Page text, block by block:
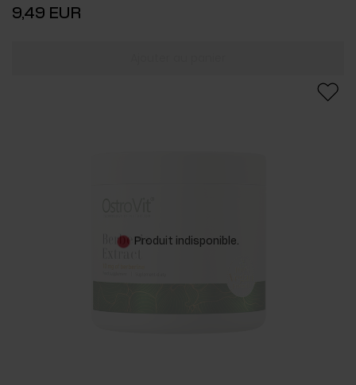
9,49 EUR
Produit indisponible.